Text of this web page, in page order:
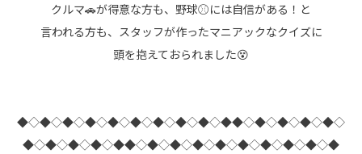
クルマ🚗が得意な方も、野球⚾には自信がある！と
言われる方も、スタッフが作ったマニアックなクイズに
頭を抱えておられました😵
◆◇◆◇◆◇◆◇◆◇◆◇◆◇◆◇◆◇◆◆◇◆◇◆◇◆◇◆◇
◆◇◆◇◆◇◆◇◆◆◇◆◇◆◇◆◇◆◇◆◇◆◇◆◇◆◇◆